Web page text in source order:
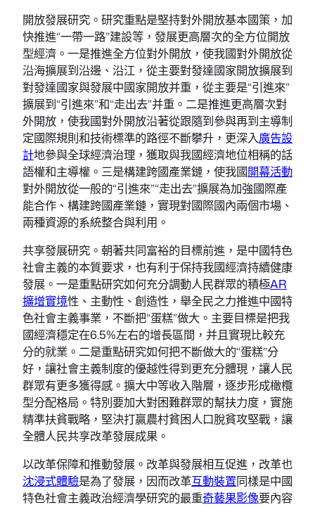
開放發展研究。研究重點是堅持對外開放基本國策，加
快推進“一帶一路”建設等，發展更高層次的全方位開放
型經濟。一是推進全方位對外開放，使我國對外開放從
沿海擴展到沿邊、沿江，從主要對發達國家開放擴展到
對發達國家與發展中國家開放并重，從主要是“引進來”
擴展到“引進來”和“走出去”并重。二是推進更高層次對
外開放，使我國對外開放沿著從跟隨到參與再到主導制
定國際規則和技術標準的路徑不斷攀升，更深入廣告設
計地參與全球經濟治理，獲取與我國經濟地位相稱的話
語權和主導權。三是構建跨國產業鏈，使我國開幕活動
對外開放從一般的“引進來”“走出去”擴展為加強國際產
能合作、構建跨國產業鏈，實現對國際國內兩個市場、
兩種資源的系統整合與利用。
共享發展研究。朝著共同富裕的目標前進，是中國特色
社會主義的本質要求，也有利于保持我國經濟持續健康
發展。一是重點研究如何充分調動人民群眾的積極AR
擴增實境性、主動性、創造性，舉全民之力推進中國特
色社會主義事業，不斷把“蛋糕”做大。主要目標是把我
國經濟穩定在6.5%左右的增長區間，并且實現比較充
分的就業。二是重點研究如何把不斷做大的“蛋糕”分
好，讓社會主義制度的優越性得到更充分體現，讓人民
群眾有更多獲得感。擴大中等收入階層，逐步形成橄欖
型分配格局。特別要加大對困難群眾的幫扶力度，實施
精準扶貧戰略，堅決打贏農村貧困人口脫貧攻堅戰，讓
全體人民共享改革發展成果。
以改革保障和推動發展。改革與發展相互促進，改革也
沈浸式體驗是為了發展，因而改革互動裝置同樣是中國
特色社會主義政治經濟學研究的最重奇藝果影像要內容